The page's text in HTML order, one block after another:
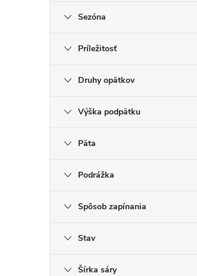
Sezóna
Príležitosť
Druhy opätkov
Výška podpätku
Päta
Podrážka
Spôsob zapínania
Stav
Šírka sáry